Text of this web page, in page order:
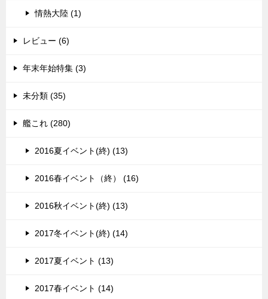
情熱大陸 (1)
レビュー (6)
年末年始特集 (3)
未分類 (35)
艦これ (280)
2016夏イベント(終) (13)
2016春イベント（終） (16)
2016秋イベント(終) (13)
2017冬イベント(終) (14)
2017夏イベント (13)
2017春イベント (14)